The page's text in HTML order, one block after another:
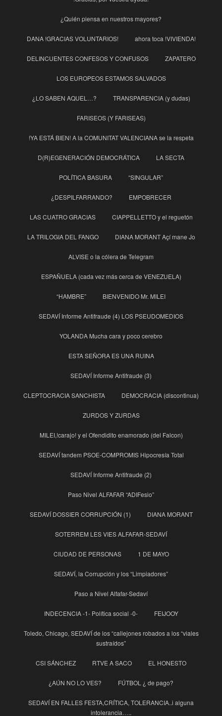
¿Quién piensa en nuestros mayores?
DANA !GRACIAS VOLUNTARIOS! ahora toca !VIVIENDA!
DELINCUENTES CONFESOS Y CONFUSOS ZAPATERO
LOS EUROPEOS ESTAMOS SALVADOS
¿LO SABEN AQUEL…? TRANSPARENCIA (y dudas)
FARISEOS (Y FARISEAS)
!YA ESTÁ BIEN! A la COMUNITAT VALENCIANA se la respeta
D(R)EGENERACIÓN DEMOCRÁTICA LA SECTA
POLÍTICA BASURA “SINGULAR”
¿DESPILFARRANDO? EMPOBRECER
LAS CUATRO GRACIAS CIAPPELLETTO y el reguetón
LA TRILOGIA DEL FANGO DIANA MORANT Açí mane Jo
ALVISE o la cólera de Telegram
ESPAÑUELA (cada vez más cerca de VENEZUELA)
“HAMBRE” BIENVENIDO Mr. MILEI
SEDAVÍ Informe Antifraude (4) LOS PSEUDOMEDIOS
YOLANDA Mucha cara y poco cerebro
ESTA SEÑORA ES UNA RUINA
SEDAVÍ Informe Antifraude (3)
CLEPTOCRACIA SANCHISTA DEMOCRACIA (discontinua)
ZURDOS Y ZURDAS
MILEI,!carajo! y el Ofendidito enamorado (del Falcon)
SEDAVÍ tandem PSOE-COMPROMIS Hipocresía Total
SEDAVÍ Informe Antifraude (2)
Paso Nivel ALFAFAR “ADIFesio”
SEDAVÍ DOSSIER CORRUPCIÓN (1) DIANA MORANT
SOTERREM LES VIES ALFAFAR-SEDAVÍ
CIUDAD DE PERSONAS 1 DE MAYO
SEDAVÍ, la Corrupción y los “Limpiadores”
Paso a Nivel Alfafar-Sedaví
INDECENCIA -1- Política social -0- FEIJOOY
Toledo, Chicago, SEDAVÍ de los “callejones robados a los “viales
sustraídos”
CSI SÁNCHEZ RTVE A SACO EL HONESTO
¿AÚN NO LO VES? FÚTBOL ¿ de pago?
SEDAVÍ EN FALLES FESTA,CRÍTICA, TOLERANCIA..i alguna
intolerancia…..